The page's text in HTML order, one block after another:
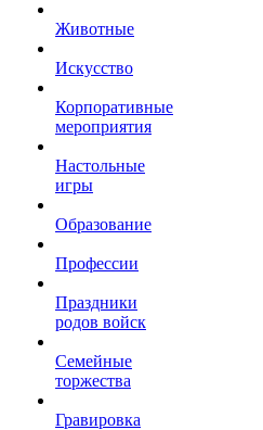
Животные
Искусство
Корпоративные
мероприятия
Настольные
игры
Образование
Профессии
Праздники
родов войск
Семейные
торжества
Гравировка